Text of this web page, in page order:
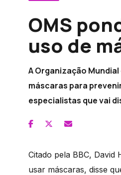
OMS
uso de
A Organização
máscaras para
especialistas que vai
Citado pela BBC, David
usar máscaras, disse